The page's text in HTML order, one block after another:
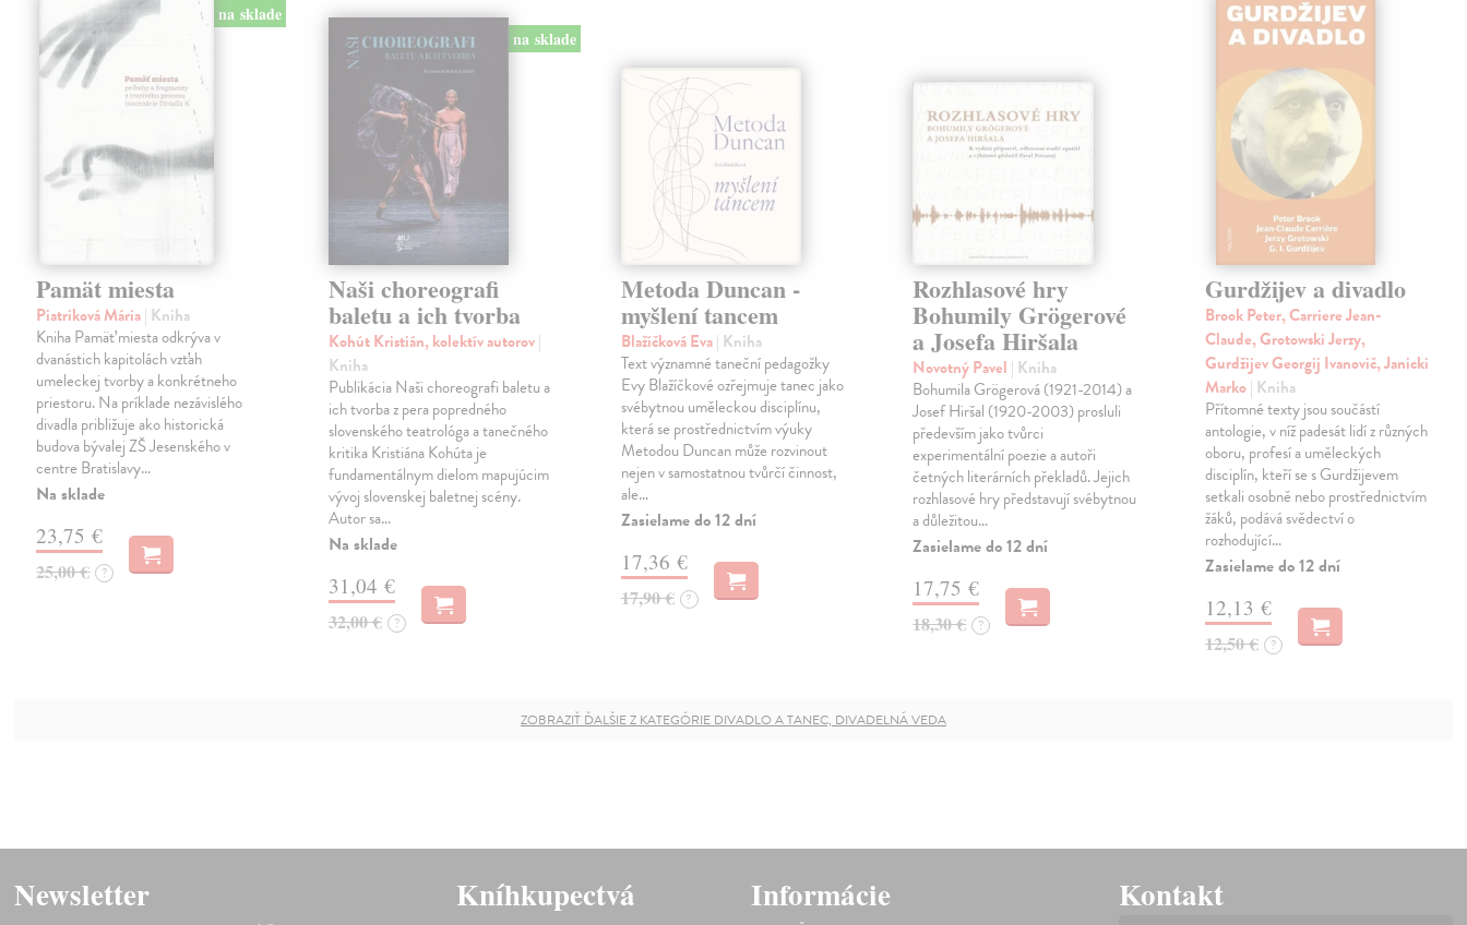
na sklade
Pamät miesta
Piatriková Mária| Kniha
Kniha Pamäť miesta odkrýva v
dvanástich kapitolách vzťah
umeleckej tvorby a konkrétneho
priestoru. Na príklade nezávislého
divadla približuje ako historická
budova bývalej ZŠ Jesenského v
centre Bratislavy…
Na sklade
23,75 €
25,00 € ?
na sklade
Naši choreografi
baletu a ich tvorba
Kohút Kristián, kolektív autorov|
Kniha
Publikácia Naši choreografi baletu a
ich tvorba z pera popredného
slovenského teatrológa a tanečného
kritika Kristiána Kohúta je
fundamentálnym dielom mapujúcim
vývoj slovenskej baletnej scény.
Autor sa…
Na sklade
31,04 €
32,00 € ?
Metoda Duncan -
myšlení tancem
Blažíčková Eva| Kniha
Text významné taneční pedagožky
Evy Blažíčkové ozřejmuje tanec jako
svébytnou uměleckou disciplínu,
která se prostřednictvím výuky
Metodou Duncan může rozvinout
nejen v samostatnou tvůrčí činnost,
ale…
Zasielame do 12 dní
17,36 €
17,90 € ?
Rozhlasové hry
Bohumily Grögerové
a Josefa Hiršala
Novotný Pavel | Kniha
Bohumila Grögerová (1921-2014) a
Josef Hiršal (1920-2003) prosluli
především jako tvůrci
experimentální poezie a autoři
četných literárních překladů. Jejich
rozhlasové hry představují svébytnou
a důležitou…
Zasielame do 12 dní
17,75 €
18,30 € ?
Gurdžijev a divadlo
Brook Peter, Carriere Jean-
Claude, Grotowski Jerzy,
Gurdžijev Georgij Ivanovič, Janicki
Marko| Kniha
Přítomné texty jsou součástí
antologie, v níž padesát lidí z různých
oboru, profesí a uměleckých
disciplín, kteří se s Gurdžijevem
setkali osobně nebo prostřednictvím
žáků, podává svědectví o
rozhodující…
Zasielame do 12 dní
12,13 €
12,50 € ?
ZOBRAZIŤ ĎALŠIE Z KATEGÓRIE DIVADLO A TANEC, DIVADELNÁ VEDA
Newsletter Kníhkupectvá Informácie Kontakt